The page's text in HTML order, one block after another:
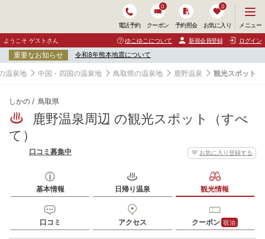
電話予約 クーポン
0
予約照会 お気に入り
0
ニ
ュ
ー
開
く
メニュー
ようこそ ゲストさん ゆこゆこについて 新規会員登録 ログイン
重要なお知らせ 令和8年熊本地震について
温泉地 中国・四国の温泉地 鳥取県の温泉地 鹿野温泉 観光スポット
しかの 鳥取県
鹿野温泉周辺 の観光スポット（すべ
て）
お気に入り登録する
口コミ募集中
基本情報 日帰り温泉 観光情報
口コミ アクセス クーポン 宿泊